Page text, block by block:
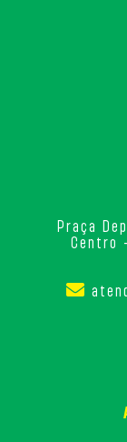
Praça
Centro